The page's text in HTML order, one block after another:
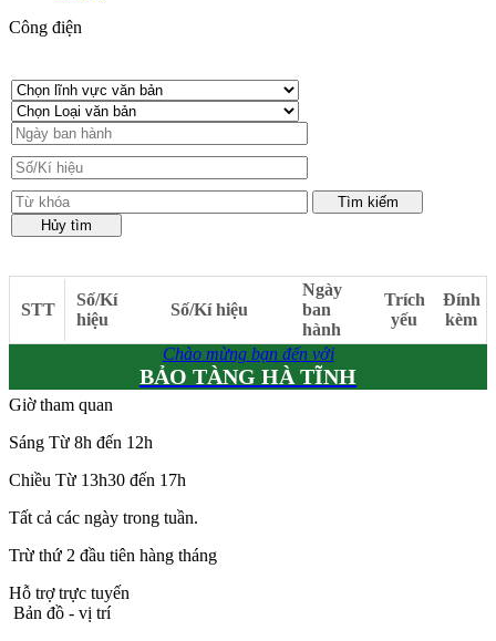
Công điện
STT
Số/Kí
hiệu
Số/Kí hiệu
Ngày
ban
hành
Trích
yếu
Đính
kèm
Chào mừng bạn đến với
BẢO TÀNG HÀ TĨNH
Giờ tham quan
Sáng Từ 8h đến 12h
Chiều Từ 13h30 đến 17h
Tất cả các ngày trong tuần.
Trừ thứ 2 đầu tiên hàng tháng
Hỗ trợ trực tuyến
Bản đồ - vị trí